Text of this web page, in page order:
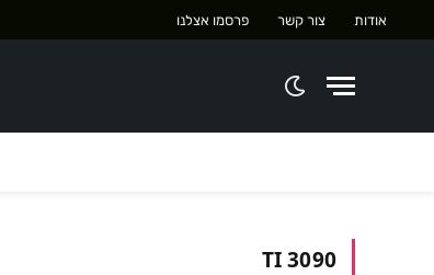
אודות צור קשר פרסמו אצלנו
3090 TI